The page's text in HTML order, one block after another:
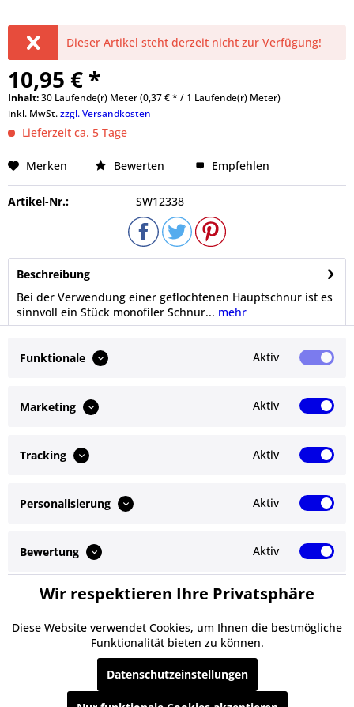
Dieser Artikel steht derzeit nicht zur Verfügung!
10,95 € *
Inhalt:30 Laufende(r) Meter (0,37 € * / 1 Laufende(r) Meter)
inkl. MwSt.zzgl. Versandkosten
Lieferzeit ca. 5 Tage
Merken Bewerten Empfehlen
Artikel-Nr.: SW12338
Beschreibung
Bei der Verwendung einer geflochtenen Hauptschnur ist es
sinnvoll ein Stück monofiler Schnur... mehr
Bewertungen
0
Ähnliche Artikel
Kunden kauften auch
Service Hotline
Shop Service
Informationen
* Alle Preise inkl. gesetzl. Mehrwertsteuer zzgl.Versandkosten
Nachnahmegebühren, wenn nicht anders beschrieben
Funktionale Aktiv
Marketing Aktiv
Tracking Aktiv
Personalisierung Aktiv
Bewertung Aktiv
Service Aktiv
Wir respektieren Ihre Privatsphäre
Diese Website verwendet Cookies, um Ihnen die bestmögliche
Funktionalität bieten zu können.
Datenschutzeinstellungen